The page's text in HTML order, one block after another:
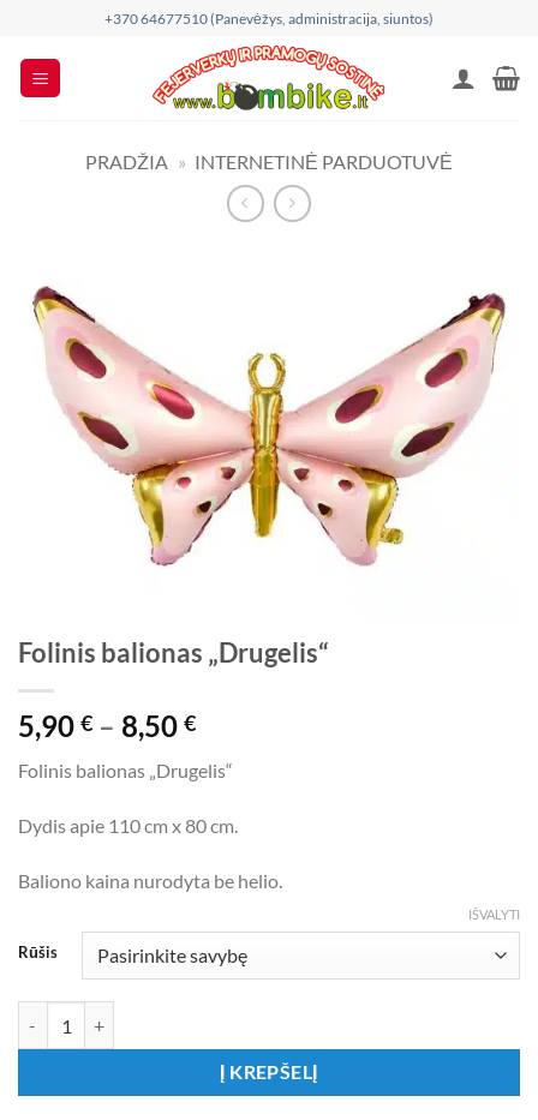
content
+370 64677510 (Panevėžys, administracija, siuntos)
PRADŽIA » INTERNETINĖ PARDUOTUVĖ
Folinis balionas „Drugelis“
5,90 € – 8,50 €Price
5,90 €
through
8,50 €
Folinis balionas „Drugelis“
Dydis apie 110 cm x 80 cm.
Baliono kaina nurodyta be helio.
Rūšis
IŠVALYTI
Į KREPŠELĮ